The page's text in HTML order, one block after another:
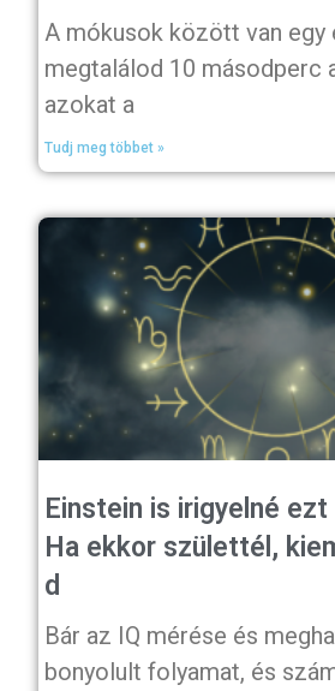
A mókusok között van egy
megtalálod 10 másodperc
azokat a
Tudj meg többet »
Einstein is irigyelné
Ha ekkor születtél,
d
Bár az IQ mérése és
bonyolult folyamat, és